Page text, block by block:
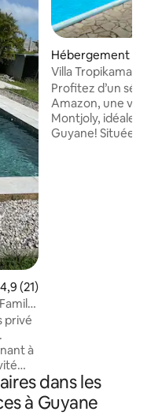
moyenne sur la
4,9 (21)
privé
à
Hébergement ⋅
tjoly
Villa
Profitez d’un
Amazon, une villa
Montjoly, idéale
Guyane! Située à proximité des plages,
dans les
à Guyane